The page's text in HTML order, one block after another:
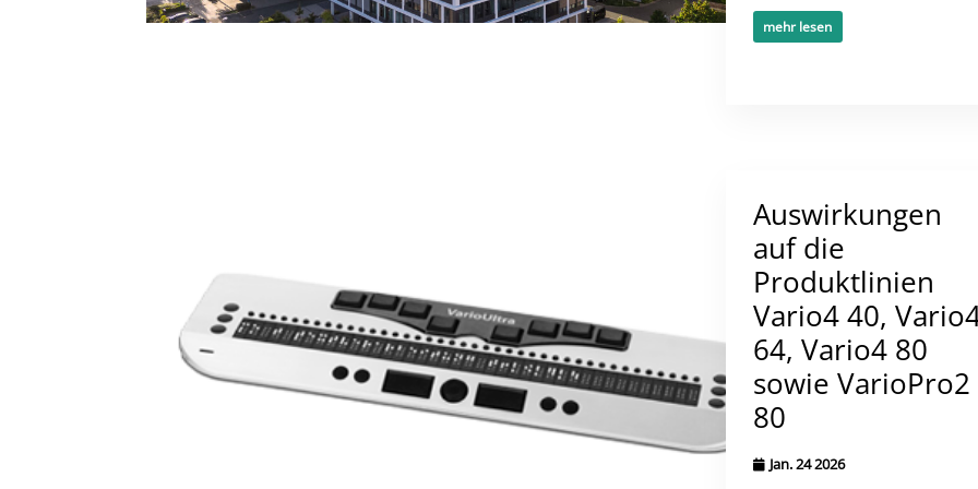
mehr lesen
Auswirkungen
auf die
Produktlinien
Vario4 40,
64, Vario4 80
sowie VarioPro2
80
Jan. 24 2026